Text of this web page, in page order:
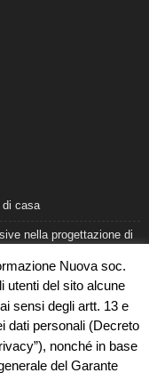
di casa
nella progettazione di
sulla qualità del mare
per l’ultimo saluto
veri
Nuova soc.
utenti del sito alcune
sensi degli artt. 13 e
dati personali (Decreto
nonché in base
del Garante